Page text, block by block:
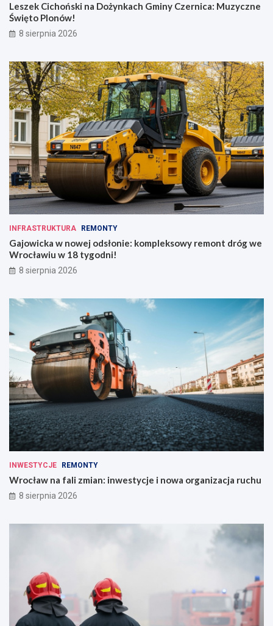
Leszek Cichoński na Dożynkach Gminy Czernica: Muzyczne
Święto Plonów!
8 sierpnia 2026
INFRASTRUKTURA REMONTY
Gajowicka w nowej odsłonie: kompleksowy remont dróg we
Wrocławiu w 18 tygodni!
8 sierpnia 2026
INWESTYCJE REMONTY
Wrocław na fali zmian: inwestycje i nowa organizacja ruchu
8 sierpnia 2026